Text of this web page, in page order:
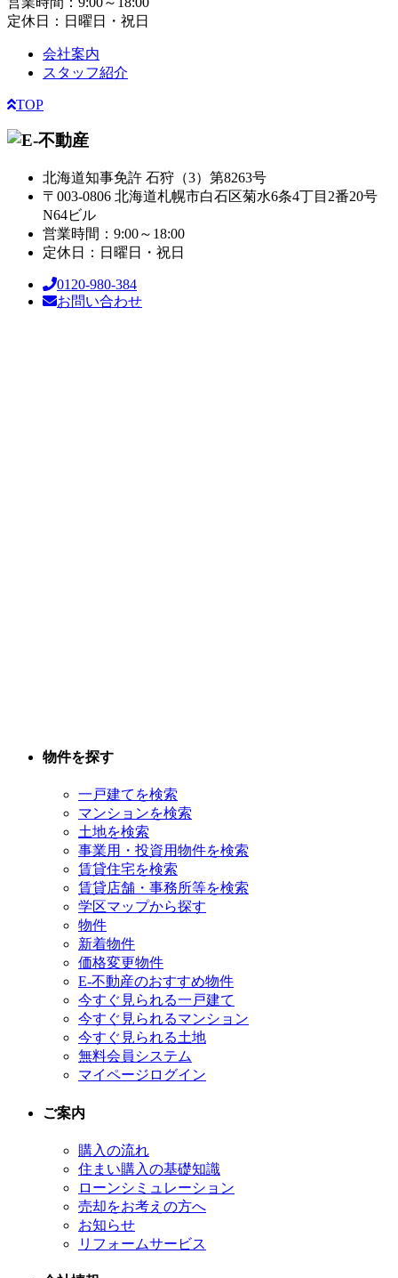
定休日：日曜日・祝日
会社案内
スタッフ紹介
TOP
北海道知事免許 石狩（3）第8263号
〒003-0806 北海道札幌市白石区菊水6条4丁目2番20号
N64ビル
営業時間：9:00～18:00
定休日：日曜日・祝日
0120-980-384
お問い合わせ
物件を探す
一戸建てを検索
マンションを検索
土地を検索
事業用・投資用物件を検索
賃貸住宅を検索
賃貸店舗・事務所等を検索
学区マップから探す
物件
新着物件
価格変更物件
E-不動産のおすすめ物件
今すぐ見られる一戸建て
今すぐ見られるマンション
今すぐ見られる土地
無料会員システム
マイページログイン
ご案内
購入の流れ
住まい購入の基礎知識
ローンシミュレーション
売却をお考えの方へ
お知らせ
リフォームサービス